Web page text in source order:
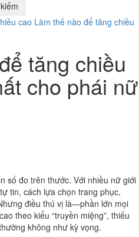
cao Làm thế nào để tăng chiều
tăng chiều
cho phái nữ
số đo trên thước. Với nhiều nữ giới
tin, cách lựa chọn trang phục,
điều thú vị là—phần lớn mọi
theo kiểu “truyền miệng”, thiếu
không như kỳ vọng.